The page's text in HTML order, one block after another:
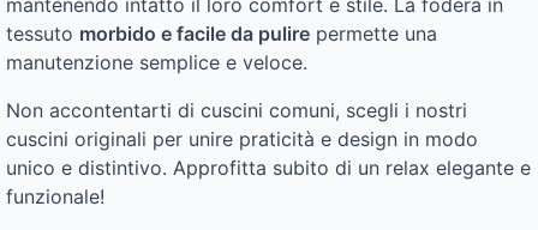
tessuto morbido e facile da pulire permette una
manutenzione semplice e veloce.
Non accontentarti di cuscini comuni, scegli i nostri
cuscini originali per unire praticità e design in modo
unico e distintivo. Approfitta subito di un relax elegante e
funzionale!